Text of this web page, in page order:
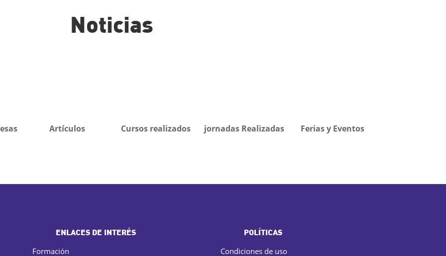
Noticias
Artículos Cursos realizados jornadas Realizadas Ferias y Eventos
ENLACES DE INTERÉS
Formación
POLÍTICAS
Condiciones de uso